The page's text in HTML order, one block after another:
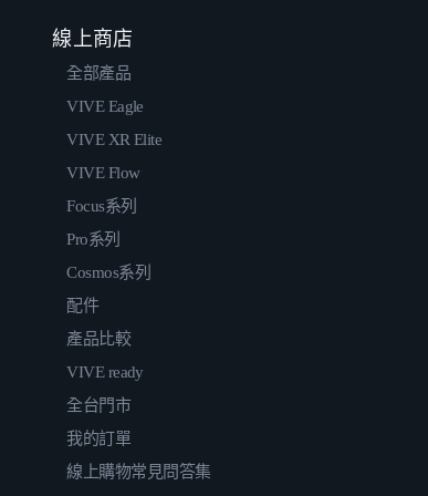
線上商店
全部產品
VIVE Eagle
VIVE XR Elite
VIVE Flow
Focus系列
Pro系列
Cosmos系列
配件
產品比較
VIVE ready
全台門市
我的訂單
線上購物常見問答集